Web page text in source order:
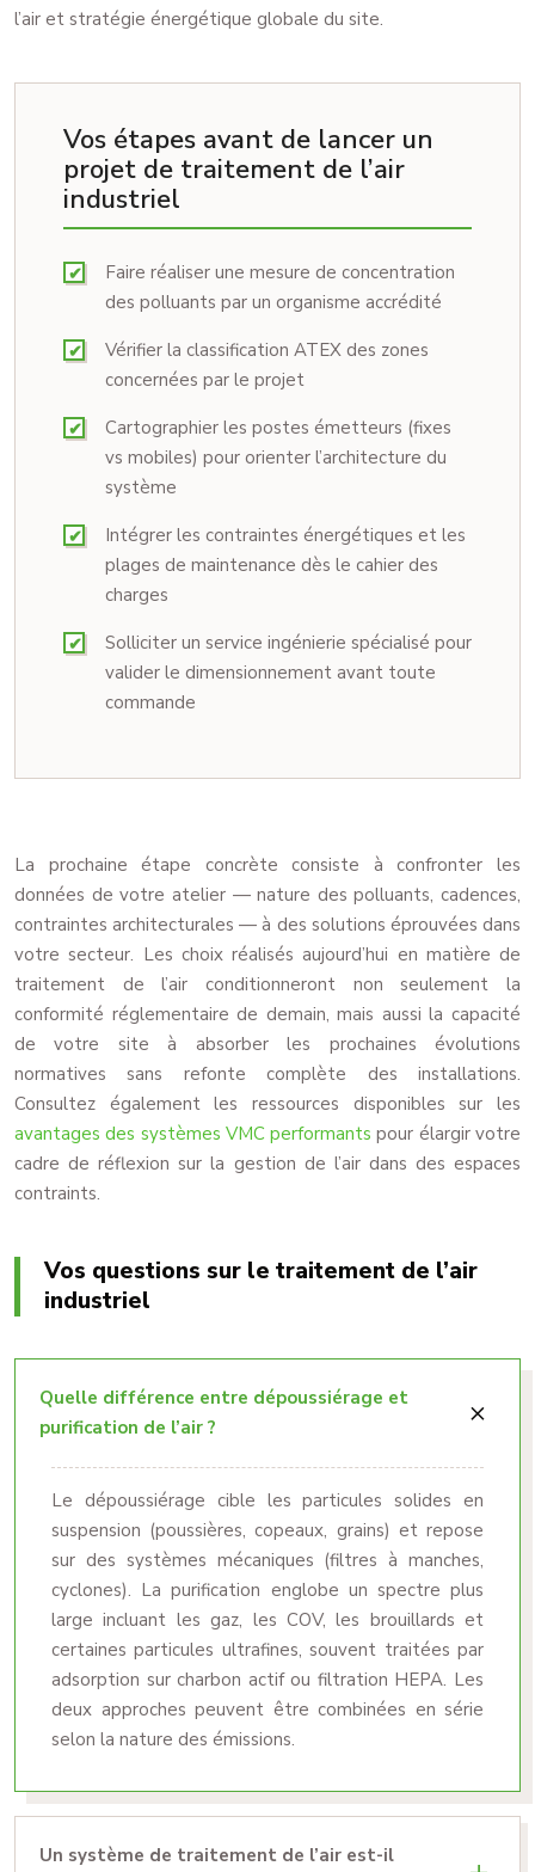
l’air et stratégie énergétique globale du site.
Vos étapes avant de lancer un
projet de traitement de l’air
industriel
Faire réaliser une mesure de concentration
des polluants par un organisme accrédité
Vérifier la classification ATEX des zones
concernées par le projet
Cartographier les postes émetteurs (fixes
vs mobiles) pour orienter l’architecture du
système
Intégrer les contraintes énergétiques et les
plages de maintenance dès le cahier des
charges
Solliciter un service ingénierie spécialisé pour
valider le dimensionnement avant toute
commande
La prochaine étape concrète consiste à confronter les
données de votre atelier — nature des polluants, cadences,
contraintes architecturales — à des solutions éprouvées dans
votre secteur. Les choix réalisés aujourd’hui en matière de
traitement de l’air conditionneront non seulement la
conformité réglementaire de demain, mais aussi la capacité
de votre site à absorber les prochaines évolutions
normatives sans refonte complète des installations.
Consultez également les ressources disponibles sur les
avantages des systèmes VMC performants pour élargir votre
cadre de réflexion sur la gestion de l’air dans des espaces
contraints.
Vos questions sur le traitement de l’air
industriel
Quelle différence entre dépoussiérage et
purification de l’air ?
Le dépoussiérage cible les particules solides en
suspension (poussières, copeaux, grains) et repose
sur des systèmes mécaniques (filtres à manches,
cyclones). La purification englobe un spectre plus
large incluant les gaz, les COV, les brouillards et
certaines particules ultrafines, souvent traitées par
adsorption sur charbon actif ou filtration HEPA. Les
deux approches peuvent être combinées en série
selon la nature des émissions.
Un système de traitement de l’air est-il